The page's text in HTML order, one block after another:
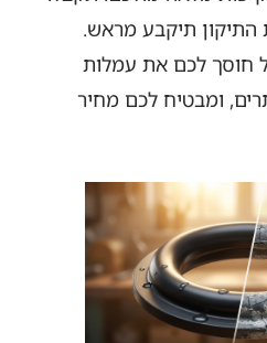
התיקון תיקבע מראש.
חוסך לכם את עמלות
ומבטיח לכם מחיר